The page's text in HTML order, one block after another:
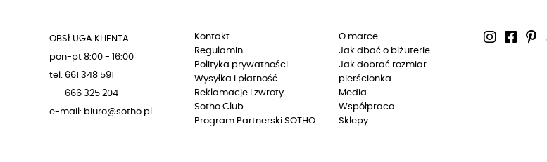
OBSŁUGA KLIENTA
pon-pt 8:00 - 16:00
tel: 661 348 591
666 325 204
e-mail: biuro@sotho.pl
Kontakt
Regulamin
Polityka prywatności
Wysyłka i płatność
Reklamacje i zwroty
Sotho Club
Program Partnerski SOTHO
O marce
Jak dbać o biżuterie
Jak dobrać rozmiar
pierścionka
Media
Współpraca
Sklepy